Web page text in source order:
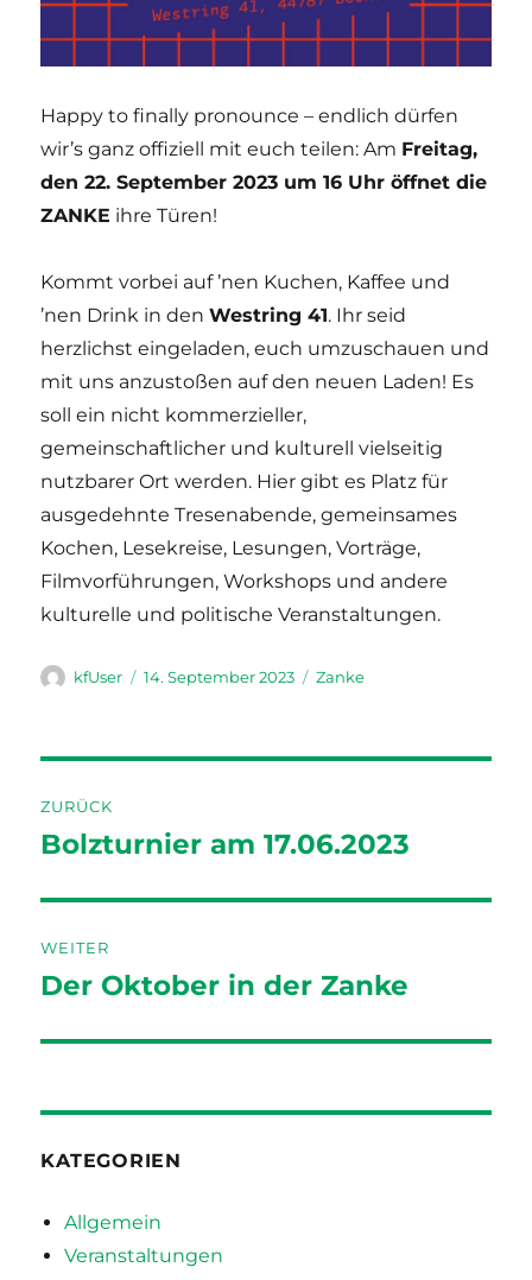
Happy to finally pronounce – endlich dürfen
wir’s ganz offiziell mit euch teilen: Am Freitag,
den 22. September 2023 um 16 Uhr öffnet die
ZANKE ihre Türen!
Kommt vorbei auf ’nen Kuchen, Kaffee und
’nen Drink in denWestring 41. Ihr seid
herzlichst eingeladen, euch umzuschauen und
mit uns anzustoßen auf den neuen Laden! Es
soll ein nicht kommerzieller,
gemeinschaftlicher und kulturell vielseitig
nutzbarer Ort werden. Hier gibt es Platz für
ausgedehnte Tresenabende, gemeinsames
Kochen, Lesekreise, Lesungen, Vorträge,
Filmvorführungen, Workshops und andere
kulturelle und politische Veranstaltungen.
Autor
kfUser
Veröffentlicht
14. September 2023 Kategorien
Zanke
ZURÜCK
Vorheriger
Bolzturnier am 17.06.2023
WEITER
Nächster
Der Oktober in der Zanke
KATEGORIEN
Allgemein
Veranstaltungen